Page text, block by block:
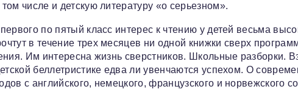
числе и детскую литературу «о серьезном».
по пятый класс интерес к чтению у детей весьма
в течение трех месяцев ни одной книжки сверх
Им интересна жизнь сверстников. Школьные разборки.
беллетристике едва ли увенчаются успехом. О
с английского, немецкого, французского и норвежского со